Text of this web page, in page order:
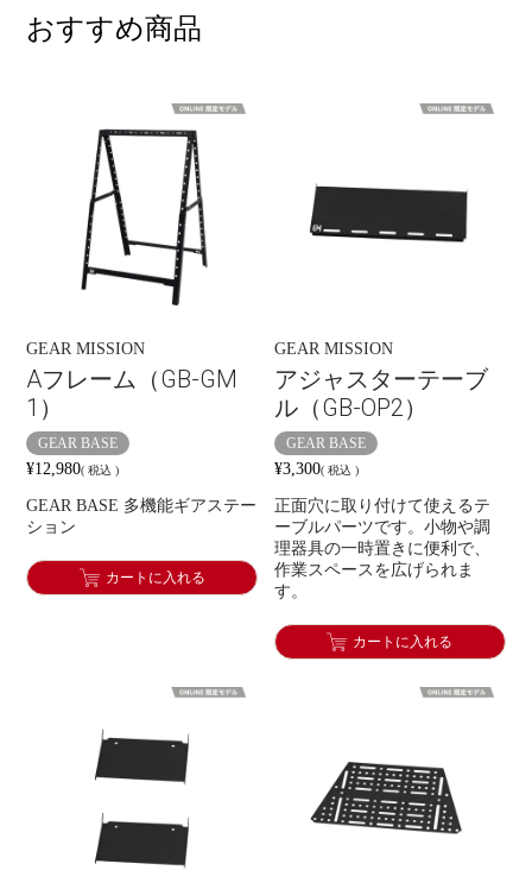
おすすめ商品
GEAR MISSION
Aフレーム（GB-GM
1）
GEAR BASE
¥12,980 税込
GEAR BASE 多機能ギアステー
ション
カートに入れる
GEAR MISSION
アジャスターテーブ
ル（GB-OP2）
GEAR BASE
¥3,300 税込
正面穴に取り付けて使えるテ
ーブルパーツです。小物や調
理器具の一時置きに便利で、
作業スペースを広げられま
す。
カートに入れる